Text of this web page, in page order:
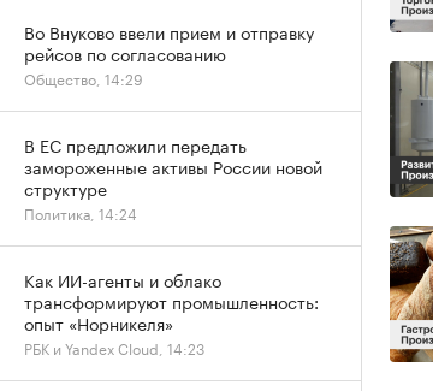
Во Внуково ввели прием и отправку
рейсов по согласованию
Общество, 14:29
В ЕС предложили передать
замороженные активы России новой
структуре
Политика, 14:24
Как ИИ-агенты и облако
трансформируют промышленность:
опыт «Норникеля»
РБК и Yandex Cloud, 14:23